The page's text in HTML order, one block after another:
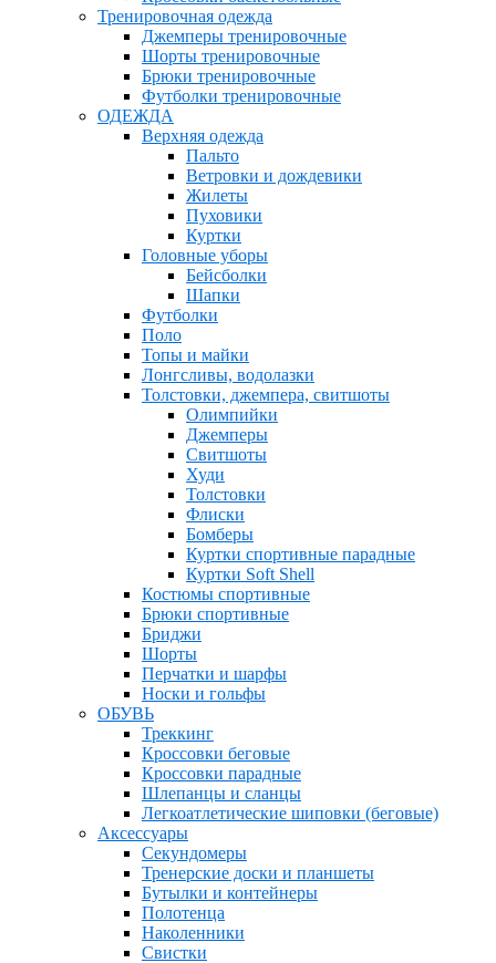
Тренировочная одежда
Джемперы тренировочные
Шорты тренировочные
Брюки тренировочные
Футболки тренировочные
ОДЕЖДА
Верхняя одежда
Пальто
Ветровки и дождевики
Жилеты
Пуховики
Куртки
Головные уборы
Бейсболки
Шапки
Футболки
Поло
Топы и майки
Лонгсливы, водолазки
Толстовки, джемпера, свитшоты
Олимпийки
Джемперы
Свитшоты
Худи
Толстовки
Флиски
Бомберы
Куртки спортивные парадные
Куртки Soft Shell
Костюмы спортивные
Брюки спортивные
Бриджи
Шорты
Перчатки и шарфы
Носки и гольфы
ОБУВЬ
Треккинг
Кроссовки беговые
Кроссовки парадные
Шлепанцы и сланцы
Легкоатлетические шиповки (беговые)
Аксессуары
Секундомеры
Тренерские доски и планшеты
Бутылки и контейнеры
Полотенца
Наколенники
Свистки